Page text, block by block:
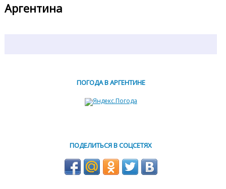
Аргентина
ПОГОДА В АРГЕНТИНЕ
ПОДЕЛИТЬСЯ В СОЦСЕТЯХ